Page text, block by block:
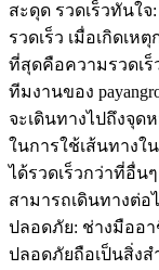
สะดุด รวดเร็วทันใจ
รวดเร็ว เมื่อเกิดเ
ที่สุดคือความรวดเร็
ทีมงานของ
จะเดินทางไปถึงจุ
ในการใช้เส้นทางใ
ได้รวดเร็วกว่าที่อื่
สามารถเดินทางต่อ
ปลอดภัย: ช่างมืออ
ปลอดภัยถือเป็นสิ่ง